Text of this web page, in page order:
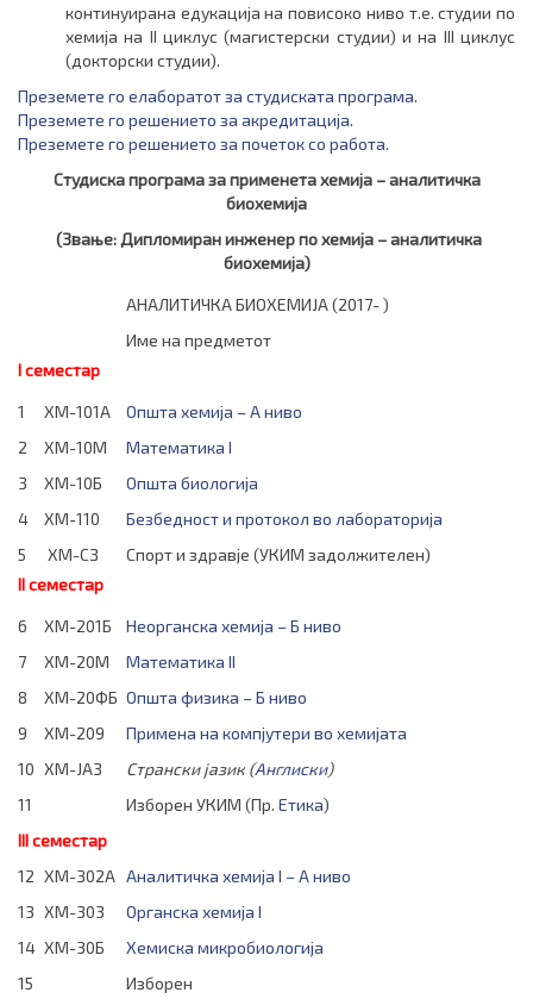
континуирана едукација на повисоко ниво т.е. студии по
хемија на II циклус (магистерски студии) и на III циклус
(докторски студии).
Преземете го елаборатот за студиската програма.
Преземете го решението за акредитација.
Преземете го решението за почеток со работа.
Студиска програма за применета хемија – аналитичка
биохемија
(Звање:Дипломиран инженер по хемија – аналитичка
биохемија)
АНАЛИТИЧКА БИОХЕМИЈА (2017- )
Име на предметот
I семестар
1 ХМ-101А
Општа хемија – А ниво
2
ХМ-10М
Математика I
3
ХМ-10Б
Oпшта биологија
4
ХМ-110
Безбедност и протокол во лабораторија
5
ХМ-СЗ
Спорт и здравје (УКИМ задолжителен)
II семестар
6 ХМ-201Б
Неорганска хемија – Б ниво
7
ХМ-20М
Математика II
8
ХМ-20ФБ Општа физика – Б ниво
9
ХМ-209
Примена на компјутери во хемијата
10 ХМ-ЈАЗ Странски јазик (Англиски)
11
Изборен УКИМ (Пр. Етика)
III семестар
12 ХМ-302А Аналитичка хемија I – А ниво
13 ХМ-303
Органска хемија I
14 ХМ-30Б
Хемиска микробиологија
15
Изборен